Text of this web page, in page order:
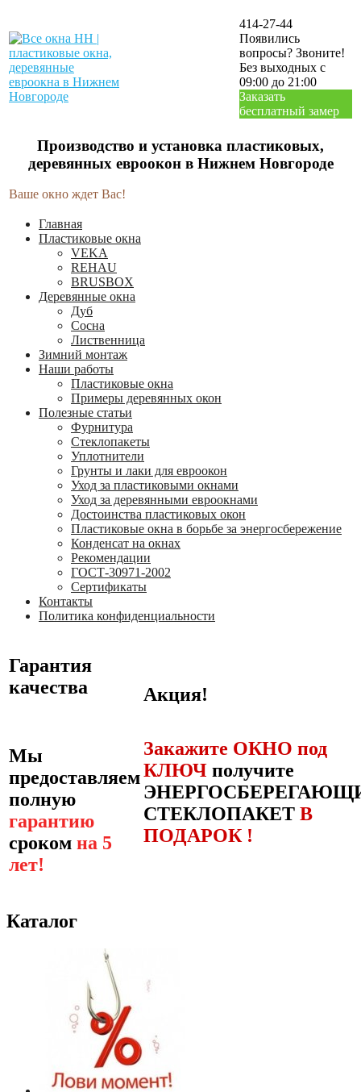
414-27-44
Появились
вопросы? Звоните!
Без выходных с
09:00 до 21:00
Заказать
бесплатный замер
Производство и установка пластиковых,
деревянных евроокон в Нижнем Новгороде
Ваше окно ждет Вас!
Главная
Пластиковые окна
VEKA
REHAU
BRUSBOX
Деревянные окна
Дуб
Сосна
Лиственница
Зимний монтаж
Наши работы
Пластиковые окна
Примеры деревянных окон
Полезные статьи
Фурнитура
Стеклопакеты
Уплотнители
Грунты и лаки для евроокон
Уход за пластиковыми окнами
Уход за деревянными евроокнами
Достоинства пластиковых окон
Пластиковые окна в борьбе за энергосбережение
Конденсат на окнах
Рекомендации
ГОСТ-30971-2002
Сертификаты
Контакты
Политика конфиденциальности
Гарантия
качества
Мы
предоставляем
полную
гарантию
сроком на 5
лет!
Акция!
Закажите ОКНО под
КЛЮЧ получите
СТЕКЛОПАКЕТ В
ПОДАРОК !
Каталог